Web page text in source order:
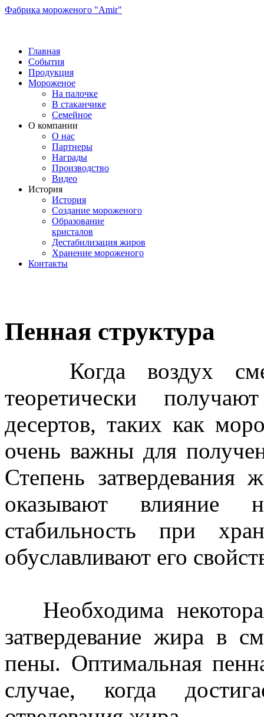
Фабрика мороженого "Amir"
Главная
События
Продукция
Мороженое
На палочке
В стаканчике
Семейное
О компании
О нас
Партнеры
Награды
Производство
Видео
История
История
Создание мороженого
Образование
кристалов
Дестабилизация жиров
Хранение мороженого
Контакты
Пенная структура
Когда воздух
теоретически
десертов, таких как
очень важны для
Степень затвердевания
оказывают влияние
стабильность при
обуславливают его
Необходима
затвердевание жира в
пены. Оптимальная
случае, когда